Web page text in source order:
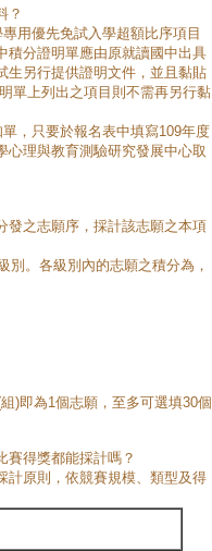
？
用優先免試入學超額比序項目
積分證明單應由原就讀國中出具
生另行提供證明文件，並且黏貼
單上列出之項目則不需再另行黏
，只要於報名表中填寫109年度
心理與教育測驗研究發展中心取
發之志願序，採計該志願之本項
別。各級別內的志願之積分為，
)即為1個志願，至多可選填30個
賽得獎都能採計嗎？
計原則，依競賽規模、類型及得